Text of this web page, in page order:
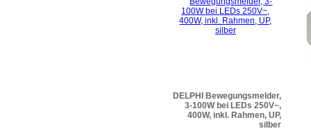
DELPHI Bewegungsmelder,
3-100W bei LEDs 250V~,
400W, inkl. Rahmen, UP,
silber